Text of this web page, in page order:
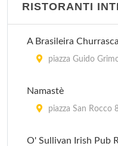
RISTORANTI
A Brasileira
piazza Guido
Namastè
piazza San Rocco
O' Sullivan Irish Pub